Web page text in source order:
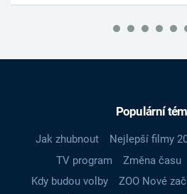
Populární
Jak zhubnout Nejlepší filmy
TV program
Změna času
Kdy budou volby
ZOO Nové